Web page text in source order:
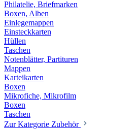
Philatelie, Briefmarken
Boxen, Alben
Einlegemappen
Einsteckkarten
Hüllen
Taschen
Notenblätter, Partituren
Mappen
Karteikarten
Boxen
Mikrofiche, Mikrofilm
Boxen
Taschen
Zur Kategorie Zubehör